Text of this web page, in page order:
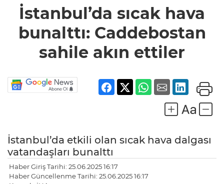
bunalttı:
Caddebostan
ettiler
İstanbul’da sıcak hava
bunalttı: Caddebostan
sahile akın ettiler
İstanbul’da etkili olan sıcak hava dalgası
vatandaşları bunalttı
Haber Giriş Tarihi: 25.06.2025 16:17
Haber Güncellenme Tarihi: 25.06.2025 16:17